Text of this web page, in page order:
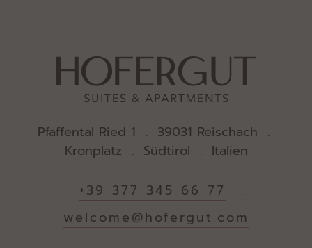
Pfaffental Ried 1 . 39031 Reischach .
Kronplatz . Südtirol . Italien
+39 377 345 66 77
.
welcome@hofergut.com